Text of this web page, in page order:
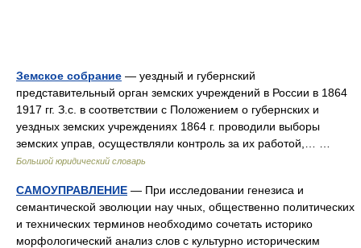
Земское собрание — уездный и губернский
представительный орган земских учреждений в России в 1864
1917 гг. З.с. в соответствии с Положением о губернских и
уездных земских учреждениях 1864 г. проводили выборы
земских управ, осуществляли контроль за их работой,… …
Большой юридический словарь
САМОУПРАВЛЕНИЕ — При исследовании генезиса и
семантической эволюции нау чных, общественно политических
и технических терминов необходимо сочетать историко
морфологический анализ слов с культурно историческим